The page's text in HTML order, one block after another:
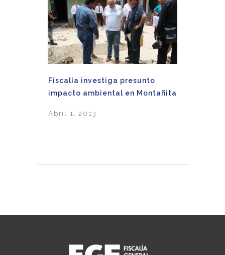
Fiscalía investiga presunto
impacto ambiental en Montañita
Abril 1, 2013